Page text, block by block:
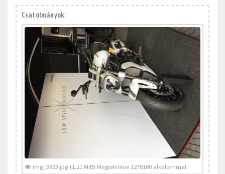
Csatolmányok:
img_3853.jpg (1.21 MiB) Megtekintve 1278100 alkalommal